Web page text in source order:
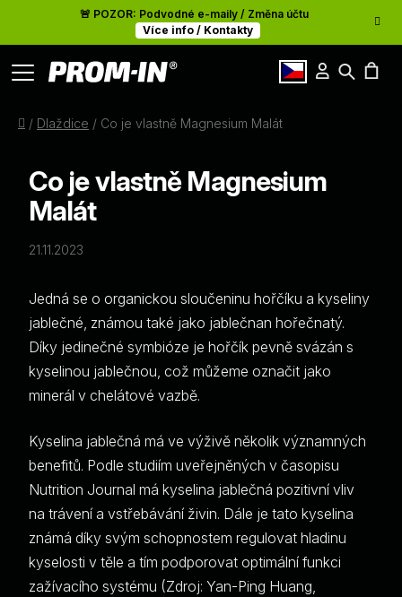
🚨 POZOR: Podvodné e-maily / Změna účtu
Více info / Kontakty
Přihlášení
Hledat
Články
Domů
/ Dlaždice / Co je vlastně Magnesium Malát
Co je vlastně Magnesium
Malát
21.11.2023
Jedná se o organickou sloučeninu hořčíku a kyseliny
jablečné, známou také jako jablečnan hořečnatý.
Díky jedinečné symbióze je hořčík pevně svázán s
kyselinou jablečnou, což můžeme označit jako
minerál v chelátové vazbě.
Kyselina jablečná má ve výživě několik významných
benefitů. Podle studiím uveřejněných v časopisu
Nutrition Journal má kyselina jablečná pozitivní vliv
na trávení a vstřebávání živin. Dále je tato kyselina
známá díky svým schopnostem regulovat hladinu
kyselosti v těle a tím podporovat optimální funkci
zažívacího systému (Zdroj: Yan-Ping Huang,